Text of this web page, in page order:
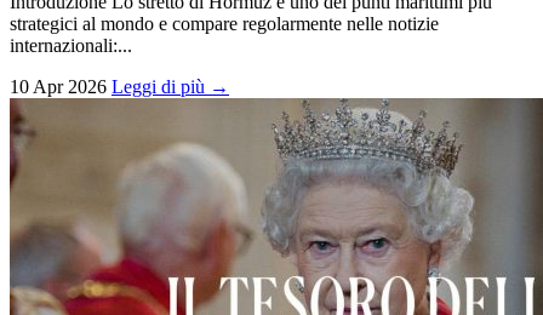
strategici al mondo e compare regolarmente nelle notizie
internazionali:...
10 Apr 2026 Leggi di più →